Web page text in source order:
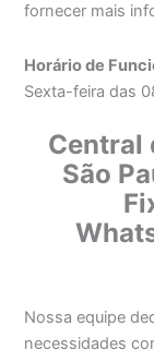
fornecer mais
Horário de
Sexta-feira das
Central
São
Nossa equipe
necessidades